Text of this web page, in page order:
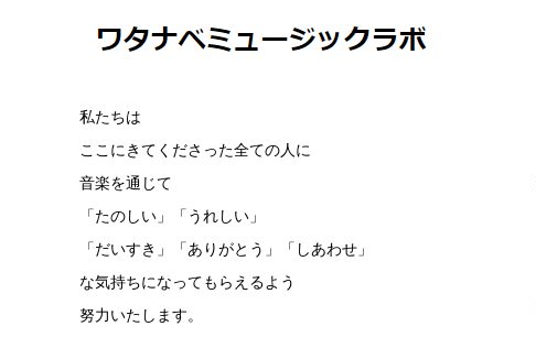
私たちは
ここにきてくださった全ての人に
音楽を通じて
「たのしい」「うれしい」
「だいすき」「ありがとう」「しあわせ」
な気持ちになってもらえるよう
努力いたします。